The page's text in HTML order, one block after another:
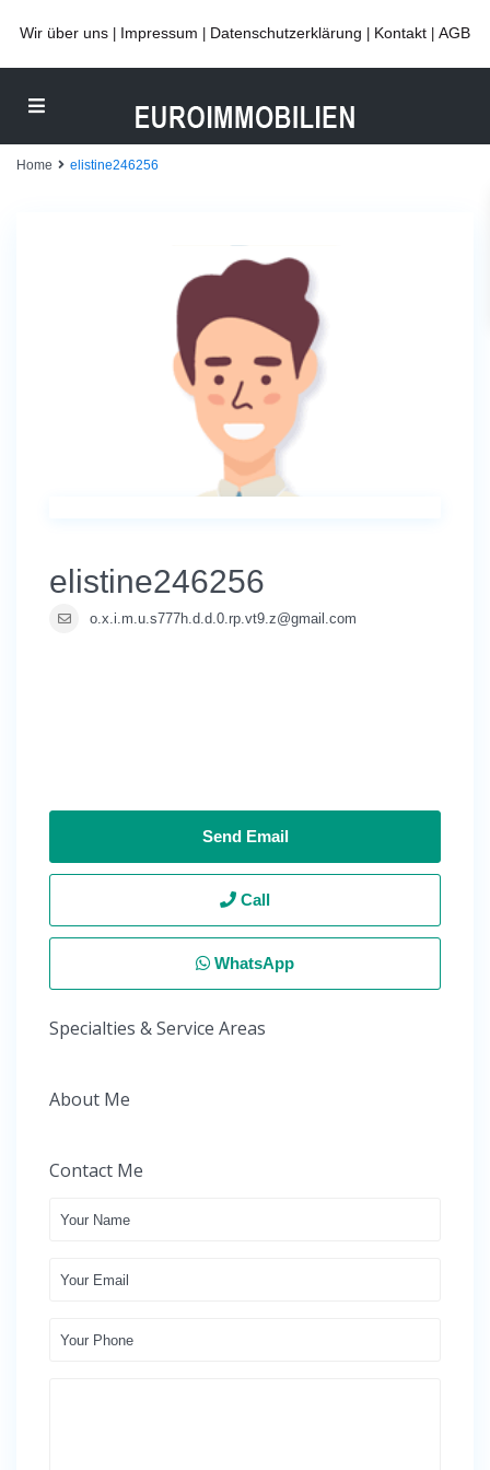
Wir über uns Impressum Datenschutzerklärung Kontakt AGB
Home elistine246256
elistine246256
o.x.i.m.u.s777h.d.d.0.rp.vt9.z@gmail.com
Send Email
Call
WhatsApp
Specialties & Service Areas
About Me
Contact Me